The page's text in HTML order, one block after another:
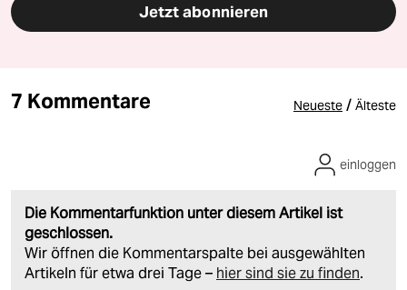
Jetzt abonnieren
7 Kommentare Neueste / Älteste
Die Kommentarfunktion unter diesem Artikel ist
geschlossen.
Wir öffnen die Kommentarspalte bei ausgewählten
Artikeln für etwa drei Tage – hier sind sie zu finden.
einloggen